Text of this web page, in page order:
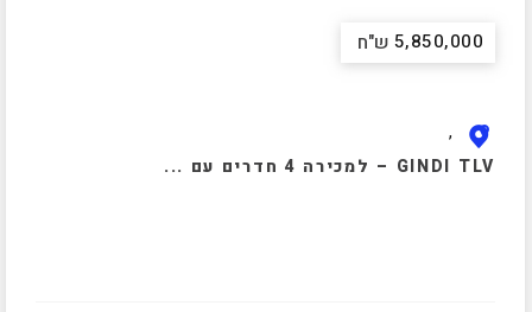
5,850,000 ש"ח
,
GINDI TLV – למכירה 4 חדרים עם ...